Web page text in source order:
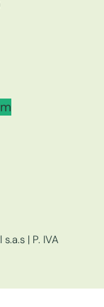
| P. IVA